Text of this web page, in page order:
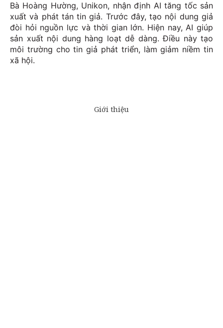
Bà Hoàng Hường, Unikon, nhận định AI tăng tốc sản
xuất và phát tán tin giả. Trước đây, tạo nội dung giả
đòi hỏi nguồn lực và thời gian lớn. Hiện nay, AI giúp
sản xuất nội dung hàng loạt dễ dàng. Điều này tạo
môi trường cho tin giả phát triển, làm giảm niềm tin
xã hội.